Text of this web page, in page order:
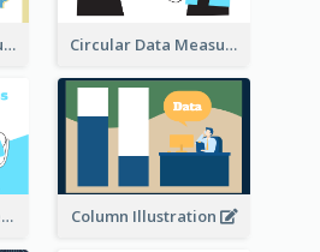
Circular Data Measurement Circular Data Measurement
Column Measurement clipart Column Illustration